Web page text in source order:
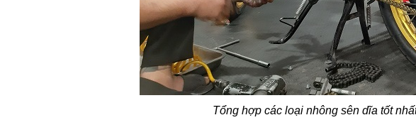
Tổng hợp các loại nhông sên dĩa tốt